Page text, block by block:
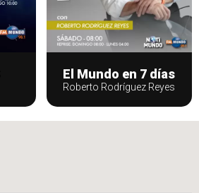
El Mundo en 7 días
Roberto Rodríguez Reyes